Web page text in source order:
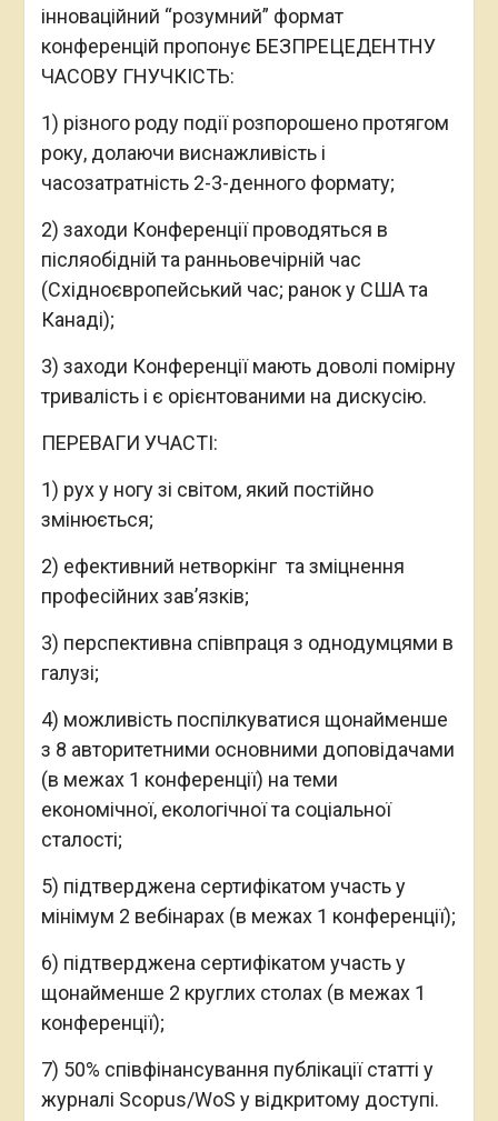
інноваційний “розумний” формат
конференцій пропонує БЕЗПРЕЦЕДЕНТНУ
ЧАСОВУ ГНУЧКІСТЬ:
1) різного роду події розпорошено протягом
року, долаючи виснажливість і
часозатратність 2-3-денного формату;
2) заходи Конференції проводяться в
післяобідній та ранньовечірній час
(Східноєвропейський час; ранок у США та
Канаді);
3) заходи Конференції мають доволі помірну
тривалість і є орієнтованими на дискусію.
ПЕРЕВАГИ УЧАСТІ:
1) рух у ногу зі світом, який постійно
змінюється;
2) ефективний нетворкінг та зміцнення
професійних зав’язків;
3) перспективна співпраця з однодумцями в
галузі;
4) можливість поспілкуватися щонайменше
з 8 авторитетними основними доповідачами
(в межах 1 конференції) на теми
економічної, екологічної та соціальної
сталості;
5) підтверджена сертифікатом участь у
мінімум 2 вебінарах (в межах 1 конференції);
6) підтверджена сертифікатом участь у
щонайменше 2 круглих столах (в межах 1
конференції);
7) 50% співфінансування публікації статті у
журналі Scopus/WoS у відкритому доступі.